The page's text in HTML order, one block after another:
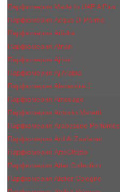
Парфюмерия Made In UAE A Plus
Парфюмерия Acqua Di Parma
Парфюмерия Adisha
Парфюмерия Afnan
Парфюмерия Ajmal
Парфюмерия Aj Arabia
Парфюмерия Alexandre J.
Парфюмерия Amouage
Парфюмерия Antonio Maretti
Парфюмерия Arabesque Perfumes
Парфюмерия Ard Al Zaafaran
Парфюмерия ArteOlfatto
Парфюмерия Attar Collection
Парфюмерия Atelier Cologne